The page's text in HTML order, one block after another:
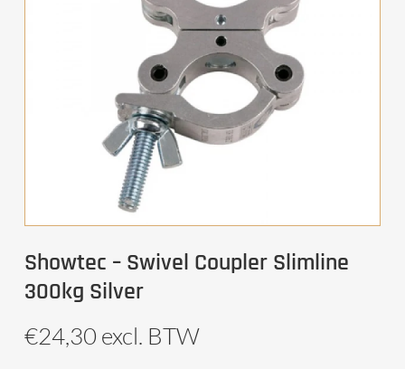
Showtec – Swivel Coupler Slimline
300kg Silver
€24,30 excl. BTW